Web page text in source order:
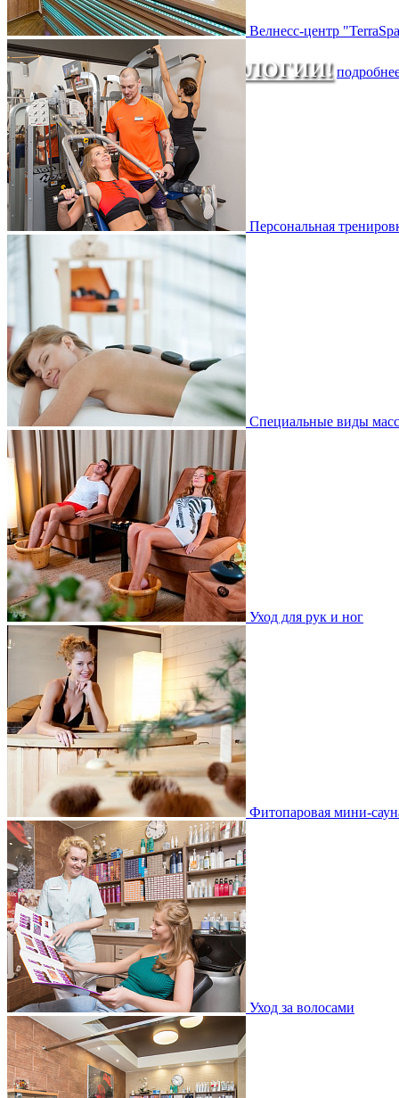
ЛУЧШИЕ СПА-ТЕХНОЛОГИИ!
Велнесс-центр
Персональная
Специальные виды
Уход для рук и ног
Фитопаровая мини-
Уход за волосами